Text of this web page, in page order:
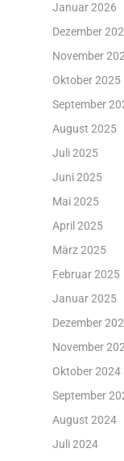
Januar 2026
Dezember
November
Oktober 2025
September
August 2025
Juli 2025
Juni 2025
Mai 2025
April 2025
März 2025
Februar 2025
Januar 2025
Dezember
November
Oktober 2024
September
August 2024
Juli 2024